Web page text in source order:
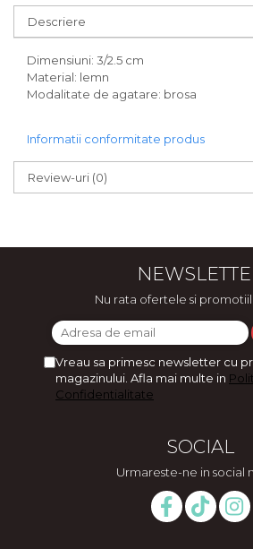
Bijuterii
CERCEI ZAMAC
Ateliere - planse cu nisip colorat
Descriere
Dimensiuni: 3/2.5 cm
Material: lemn
Modalitate de agatare: brosa
Informatii conformitate produs
Review-uri (0)
Nu rata ofertele si
Vreau sa primesc newsletter cu
magazinului. Afla mai multe in
Confidentialitate
SOCIAL
Urmareste-ne in social